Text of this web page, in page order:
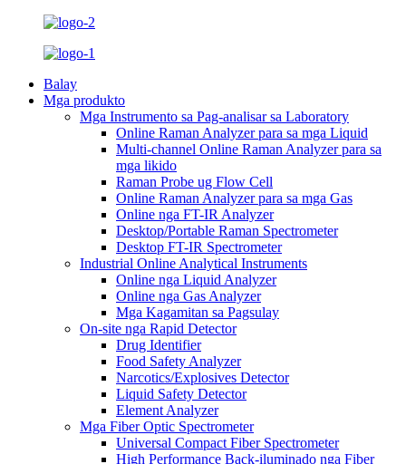
Balay
Mga produkto
Mga Instrumento sa Pag-analisar sa Laboratory
Online Raman Analyzer para sa mga Liquid
Multi-channel Online Raman Analyzer para sa
mga likido
Raman Probe ug Flow Cell
Online Raman Analyzer para sa mga Gas
Online nga FT-IR Analyzer
Desktop/Portable Raman Spectrometer
Desktop FT-IR Spectrometer
Industrial Online Analytical Instruments
Online nga Liquid Analyzer
Online nga Gas Analyzer
Mga Kagamitan sa Pagsulay
On-site nga Rapid Detector
Drug Identifier
Food Safety Analyzer
Narcotics/Explosives Detector
Liquid Safety Detector
Element Analyzer
Mga Fiber Optic Spectrometer
Universal Compact Fiber Spectrometer
High Performance Back-iluminado nga Fiber